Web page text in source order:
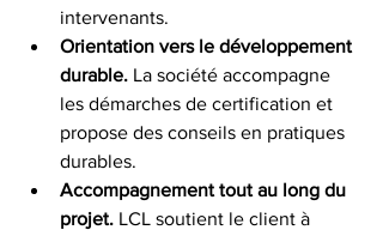
intervenants.
Orientation vers le développement
durable. La société accompagne
les démarches de certification et
propose des conseils en pratiques
durables.
Accompagnement tout au long du
projet. LCL soutient le client à